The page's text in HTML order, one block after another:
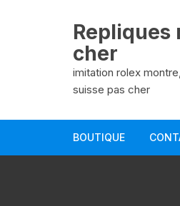
Repliques
cher
imitation rolex
suisse pas cher
BOUTIQUE